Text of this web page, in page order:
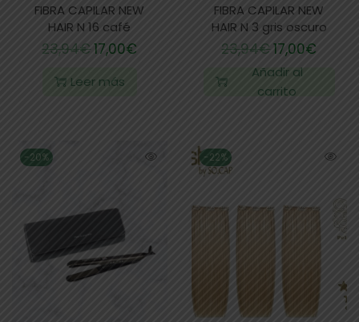
FIBRA CAPILAR NEW
HAIR N 16 café
23,94€17,00€
Leer más
FIBRA CAPILAR NEW
HAIR N 3 gris oscuro
23,94€17,00€
Añadir al
carrito
-20% -22%